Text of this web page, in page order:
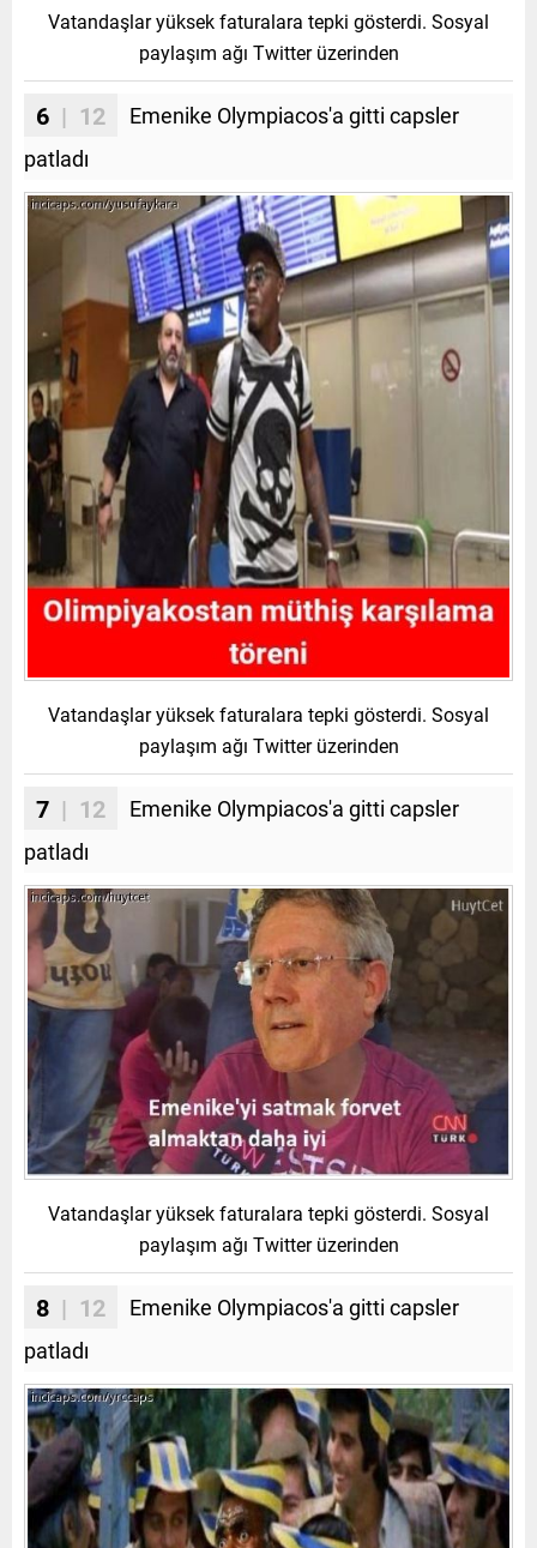
Vatandaşlar yüksek faturalara tepki gösterdi. Sosyal
paylaşım ağı Twitter üzerinden
6 | 12
Emenike Olympiacos'a gitti capsler
patladı
Vatandaşlar yüksek faturalara tepki gösterdi. Sosyal
paylaşım ağı Twitter üzerinden
7 | 12
Emenike Olympiacos'a gitti capsler
patladı
Vatandaşlar yüksek faturalara tepki gösterdi. Sosyal
paylaşım ağı Twitter üzerinden
8 | 12
Emenike Olympiacos'a gitti capsler
patladı